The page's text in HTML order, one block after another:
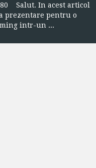
Salut. In acest articol
prezentare pentru o
intr-un ...